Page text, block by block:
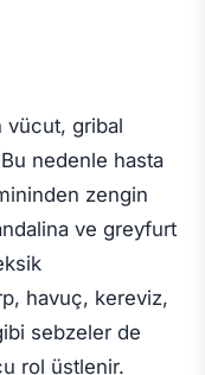
vücut, gribal
nedenle hasta
zengin
ve greyfurt
havuç, kereviz,
sebzeler de
rol üstlenir.